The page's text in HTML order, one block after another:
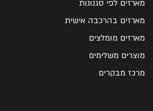
מארזים לפי סגנונות
מארזים בהרכבה אישית
מארזים מומלצים
מוצרים משלימים
מרכז מבקרים